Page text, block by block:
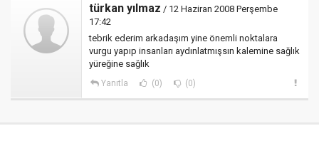
türkan yılmaz / 12 Haziran 2008 Perşembe
17:42
tebrik ederim arkadaşım yine önemli noktalara
vurgu yapıp insanları aydınlatmışsın kalemine sağlık
yüreğine sağlık
Yanıtla (0) (0)